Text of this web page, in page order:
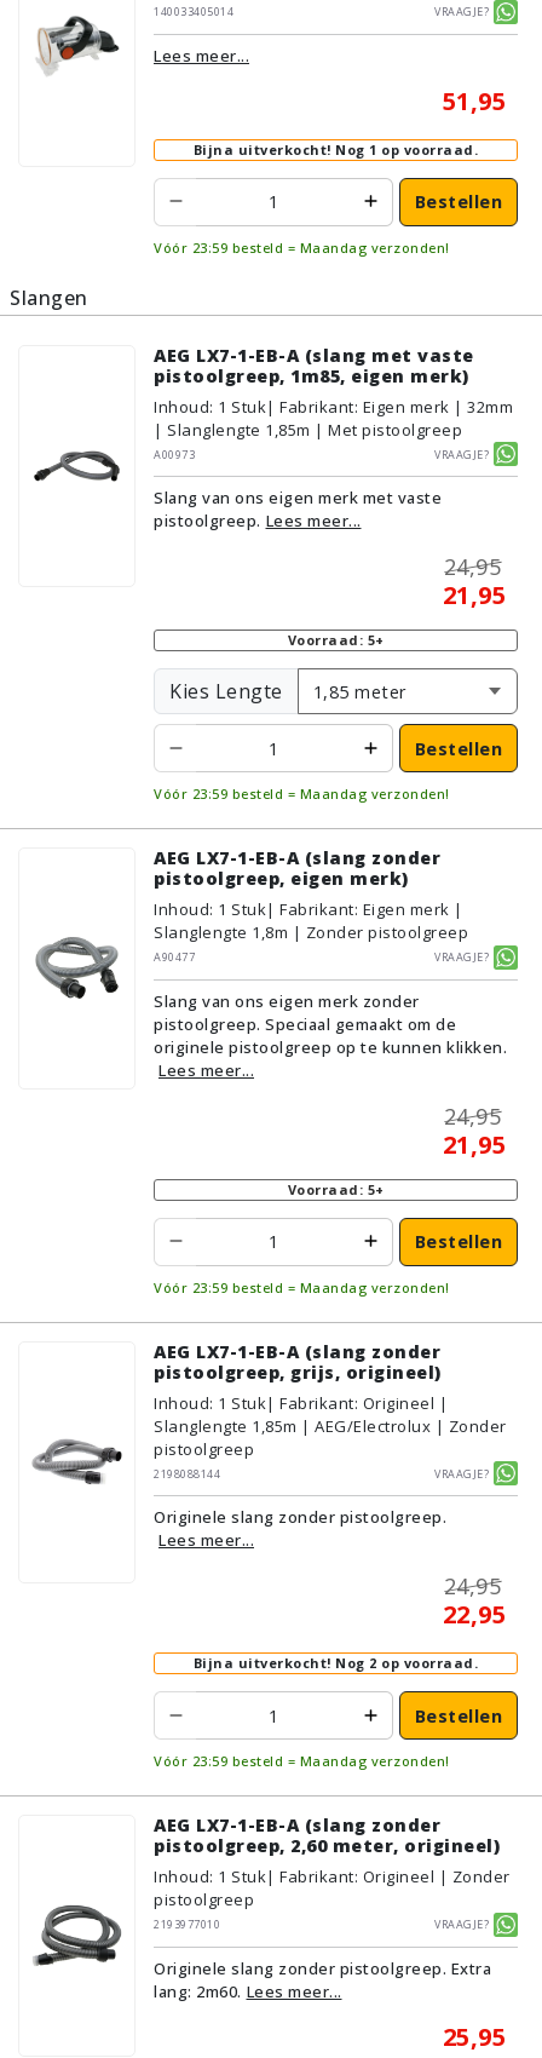
140033405014 Vraagje?
Lees meer...
51,95
Bijna uitverkocht! Nog 1 op voorraad.
Bestellen
Vóór 23:59 besteld = Maandag verzonden!
Slangen
AEG LX7-1-EB-A (slang met vaste
pistoolgreep, 1m85, eigen merk)
Inhoud: 1 Stuk| Fabrikant: Eigen merk | 32mm
| Slanglengte 1,85m | Met pistoolgreep
A00973
Vraagje?
Slang van ons eigen merk met vaste
pistoolgreep. Lees meer...
24,95
21,95
Voorraad: 5+
Kies Lengte
Bestellen
Vóór 23:59 besteld = Maandag verzonden!
AEG LX7-1-EB-A (slang zonder
pistoolgreep, eigen merk)
Inhoud: 1 Stuk| Fabrikant: Eigen merk |
Slanglengte 1,8m | Zonder pistoolgreep
A90477
Vraagje?
Slang van ons eigen merk zonder
pistoolgreep. Speciaal gemaakt om de
originele pistoolgreep op te kunnen klikken.
Lees meer...
24,95
21,95
Voorraad: 5+
Bestellen
Vóór 23:59 besteld = Maandag verzonden!
AEG LX7-1-EB-A (slang zonder
pistoolgreep, grijs, origineel)
Inhoud: 1 Stuk| Fabrikant: Origineel |
Slanglengte 1,85m | AEG/Electrolux | Zonder
pistoolgreep
2198088144
Vraagje?
Originele slang zonder pistoolgreep.
Lees meer...
24,95
22,95
Bijna uitverkocht! Nog 2 op voorraad.
Bestellen
Vóór 23:59 besteld = Maandag verzonden!
AEG LX7-1-EB-A (slang zonder
pistoolgreep, 2,60 meter, origineel)
Inhoud: 1 Stuk| Fabrikant: Origineel | Zonder
pistoolgreep
2193977010
Vraagje?
Originele slang zonder pistoolgreep. Extra
lang: 2m60. Lees meer...
25,95